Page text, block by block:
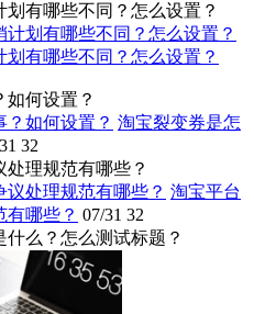
有哪些不同？怎么设置？
有哪些不同？怎么设置？
何设置？
淘宝裂变券是怎
32
理规范有哪些？
淘宝平台
有哪些？ 07/31 32
么？怎么测试标题？